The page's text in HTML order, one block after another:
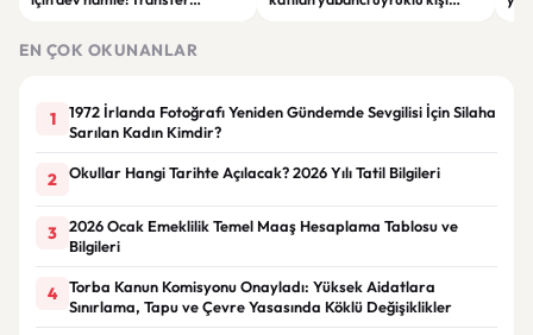
EN ÇOK OKUNANLAR
1
1972 İrlanda Fotoğrafı Yeniden Gündemde Sevgilisi İçin Silaha
Sarılan Kadın Kimdir?
2 Okullar Hangi Tarihte Açılacak? 2026 Yılı Tatil Bilgileri
3
2026 Ocak Emeklilik Temel Maaş Hesaplama Tablosu ve
Bilgileri
4
Torba Kanun Komisyonu Onayladı: Yüksek Aidatlara
Sınırlama, Tapu ve Çevre Yasasında Köklü Değişiklikler